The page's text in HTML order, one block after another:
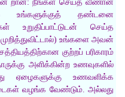
றான்: நீங்கள் செய்த வீணான
உங்களுக்குத் தண்டனை
உறுதிப்பாட்டுடன் செய்த
உங்களை அவன்
குற்றப் பரிகாரம்
அளிக்கின்ற உணவுகளில்
ஏழைகளுக்கு உணவளிக்க
வழங்க வேண்டும். அல்லது